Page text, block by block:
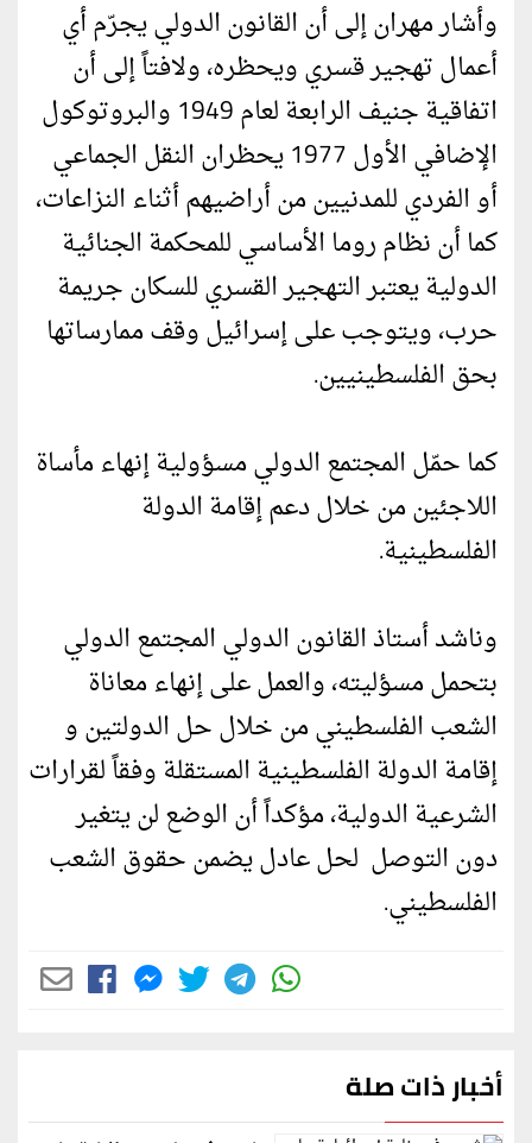
وأشار مهران إلى أن القانون الدولي يجرّم أي
أعمال تهجير قسري ويحظره، ولافتاً إلى أن
اتفاقية جنيف الرابعة لعام 1949 والبروتوكول
الإضافي الأول 1977 يحظران النقل الجماعي
أو الفردي للمدنيين من أراضيهم أثناء النزاعات،
كما أن نظام روما الأساسي للمحكمة الجنائية
الدولية يعتبر التهجير القسري للسكان جريمة
حرب، ويتوجب على إسرائيل وقف ممارساتها
بحق الفلسطينيين.
كما حمّل المجتمع الدولي مسؤولية إنهاء مأساة
اللاجئين من خلال دعم إقامة الدولة
الفلسطينية.
وناشد أستاذ القانون الدولي المجتمع الدولي
بتحمل مسؤليته، والعمل على إنهاء معاناة
الشعب الفلسطيني من خلال حل الدولتين و
إقامة الدولة الفلسطينية المستقلة وفقاً لقرارات
الشرعية الدولية، مؤكداً أن الوضع لن يتغير
دون التوصل لحل عادل يضمن حقوق الشعب
الفلسطيني.
أخبار ذات صلة